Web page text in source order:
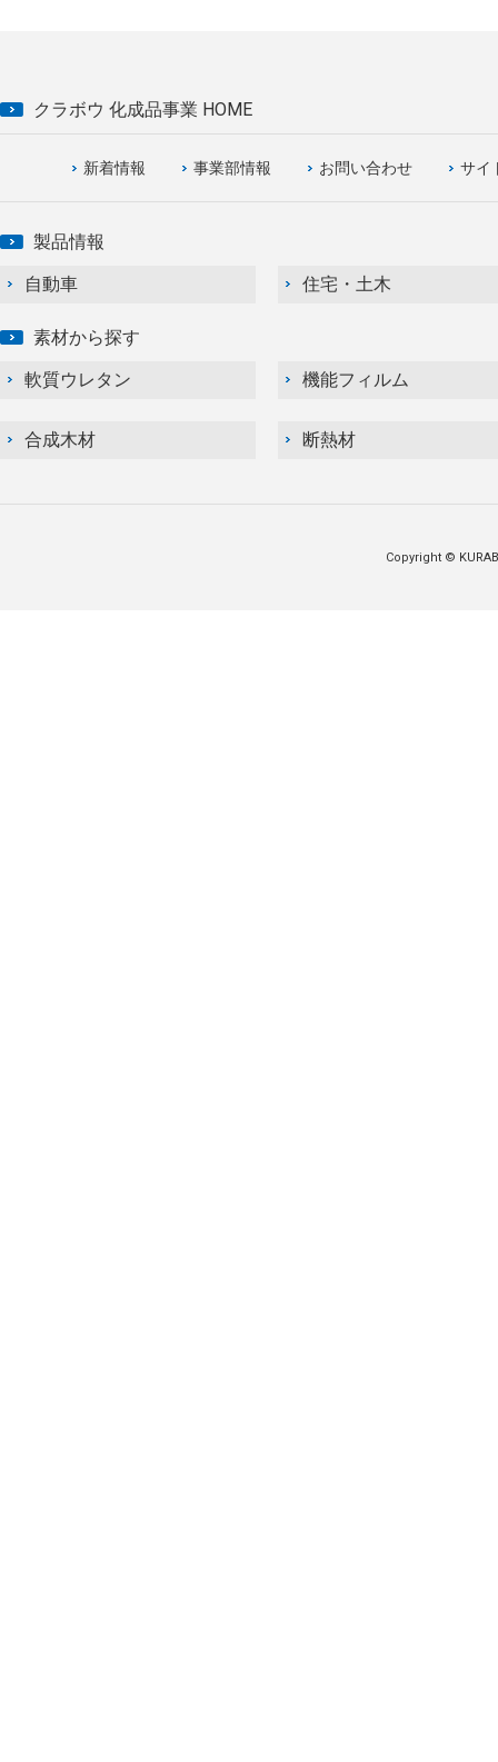
クラボウ 化成品事業 HOME
新着情報 事業部情報 お問い合わせ サイ
製品情報
自動車
住宅・土木
素材から探す
軟質ウレタン
機能フィルム
合成木材 断熱材
Copyright ©